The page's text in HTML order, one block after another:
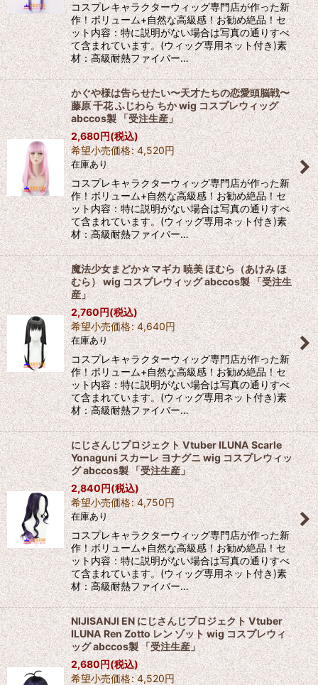
コスプレキャラクターウィッグ専門店が作った新
作！ボリューム+自然な高級感！お勧め絶品！セ
ット内容：特に説明がない場合は写真の通りすべ
て含まれています。(ウィッグ専用ネット付き)素
材：高級耐熱ファイバー…
かぐや様は告らせたい〜天才たちの恋愛頭脳戦〜
藤原 千花 ふじわら ちか wig コスプレウィッグ
abccos製 「受注生産」
2,680円(税込)
希望小売価格: 4,520円
在庫あり
コスプレキャラクターウィッグ専門店が作った新
作！ボリューム+自然な高級感！お勧め絶品！セ
ット内容：特に説明がない場合は写真の通りすべ
て含まれています。(ウィッグ専用ネット付き)素
材：高級耐熱ファイバー…
魔法少女まどか☆マギカ 暁美 ほむら（あけみ ほ
むら） wig コスプレウィッグ abccos製 「受注生
産」
2,760円(税込)
希望小売価格: 4,640円
在庫あり
コスプレキャラクターウィッグ専門店が作った新
作！ボリューム+自然な高級感！お勧め絶品！セ
ット内容：特に説明がない場合は写真の通りすべ
て含まれています。(ウィッグ専用ネット付き)素
材：高級耐熱ファイバー…
にじさんじプロジェクト Vtuber ILUNA Scarle
Yonaguni スカーレ ヨナグニ wig コスプレウィッ
グ abccos製 「受注生産」
2,840円(税込)
希望小売価格: 4,750円
在庫あり
コスプレキャラクターウィッグ専門店が作った新
作！ボリューム+自然な高級感！お勧め絶品！セ
ット内容：特に説明がない場合は写真の通りすべ
て含まれています。(ウィッグ専用ネット付き)素
材：高級耐熱ファイバー…
NIJISANJI EN にじさんじプロジェクト Vtuber
ILUNA Ren Zotto レン ゾット wig コスプレウィ
ッグ abccos製 「受注生産」
2,680円(税込)
希望小売価格: 4,520円